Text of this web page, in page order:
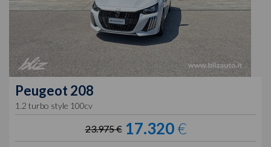
Peugeot 208
1.2 turbo style 100cv
23.975 € 17.320€